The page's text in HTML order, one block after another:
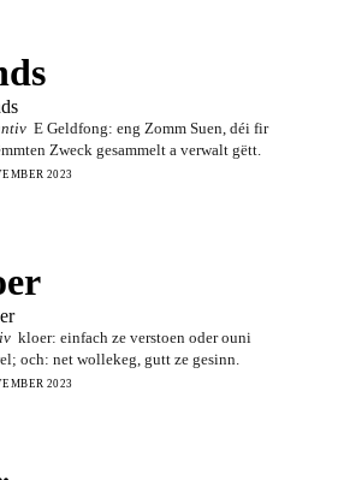
E Geldfong: eng Zomm Suen, déi fir
Zweck gesammelt a verwalt gëtt.
2023
kloer: einfach ze verstoen oder ouni
och: net wollekeg, gutt ze gesinn.
2023